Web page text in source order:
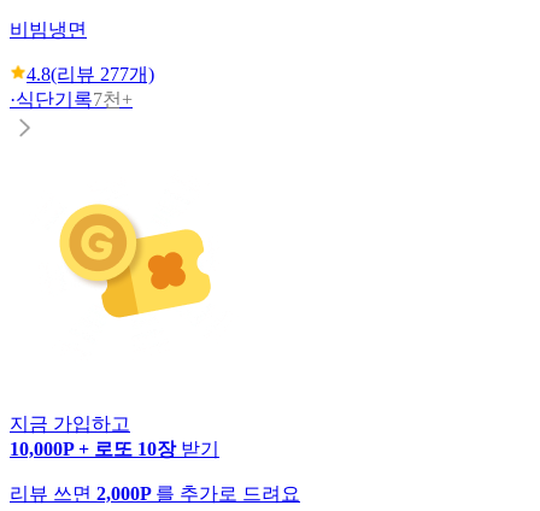
비빔냉면
4.8(리뷰 277개)
·식단기록7천+
지금 가입하고
10,000P + 로또 10장 받기
리뷰 쓰면 2,000P 를 추가로 드려요